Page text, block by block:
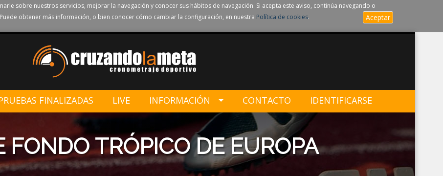
sobre nuestros servicios, mejorar la navegación y conocer sus hábitos de navegación. Si acepta este aviso, continúa navegando o
obtener más información, o bien conocer cómo cambiar la configuración, en nuestra Política de cookies. Aceptar
FINALIZADAS LIVE INFORMACIÓN CONTACTO IDENTIFICARSE
TRÓPICO DE EUROPA